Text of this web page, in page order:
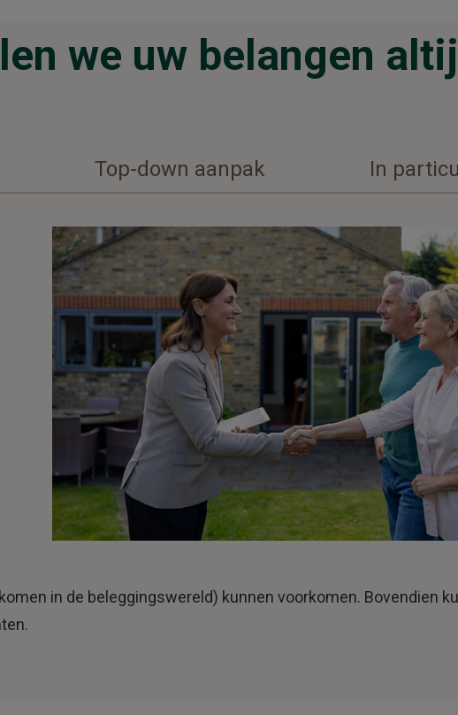
we uw belangen
Top-down aanpak In
in de beleggingswereld) kunnen voorkomen. Bovendien